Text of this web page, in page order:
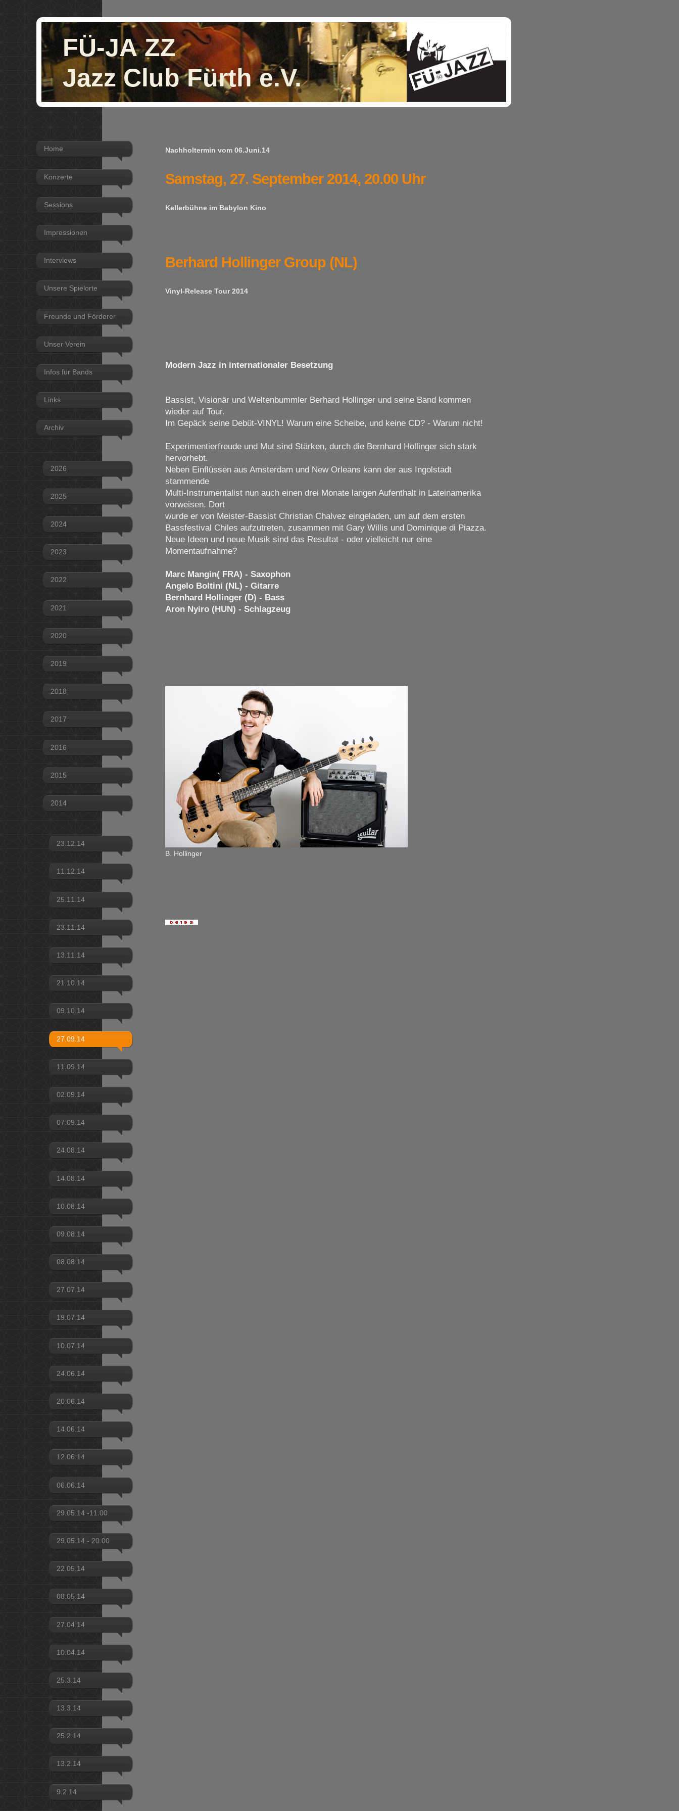
FÜ-JA ZZ
Jazz Club Fürth e.V.
Home
Konzerte
Sessions
Impressionen
Interviews
Unsere Spielorte
Freunde und Förderer
Unser Verein
Infos für Bands
Links
Archiv
2026
2025
2024
2023
2022
2021
2020
2019
2018
2017
2016
2015
2014
23.12.14
11.12.14
25.11.14
23.11.14
13.11.14
21.10.14
09.10.14
27.09.14
11.09.14
02.09.14
07.09.14
24.08.14
14.08.14
10.08.14
09.08.14
08.08.14
27.07.14
19.07.14
10.07.14
24.06.14
20.06.14
14.06.14
12.06.14
06.06.14
29.05.14 -11.00
29.05.14 - 20.00
22.05.14
08.05.14
27.04.14
10.04.14
25.3.14
13.3.14
25.2.14
13.2.14
9.2.14
Nachholtermin vom 06.Juni.14
Samstag, 27. September 2014, 20.00 Uhr
Kellerbühne im Babylon Kino
Berhard Hollinger Group (NL)
Vinyl-Release Tour 2014
Modern Jazz in internationaler Besetzung
Bassist, Visionär und Weltenbummler Berhard Hollinger und seine Band kommen
wieder auf Tour.
Im Gepäck seine Debüt-VINYL! Warum eine Scheibe, und keine CD? - Warum nicht!
Experimentierfreude und Mut sind Stärken, durch die Bernhard Hollinger sich stark
hervorhebt.
Neben Einflüssen aus Amsterdam und New Orleans kann der aus Ingolstadt
stammende
Multi-Instrumentalist nun auch einen drei Monate langen Aufenthalt in Lateinamerika
vorweisen. Dort
wurde er von Meister-Bassist Christian Chalvez eingeladen, um auf dem ersten
Bassfestival Chiles aufzutreten, zusammen mit Gary Willis und Dominique di Piazza.
Neue Ideen und neue Musik sind das Resultat - oder vielleicht nur eine
Momentaufnahme?
Marc Mangin( FRA) - Saxophon
Angelo Boltini (NL) - Gitarre
Bernhard Hollinger (D) - Bass
Aron Nyiro (HUN) - Schlagzeug
B. Hollinger